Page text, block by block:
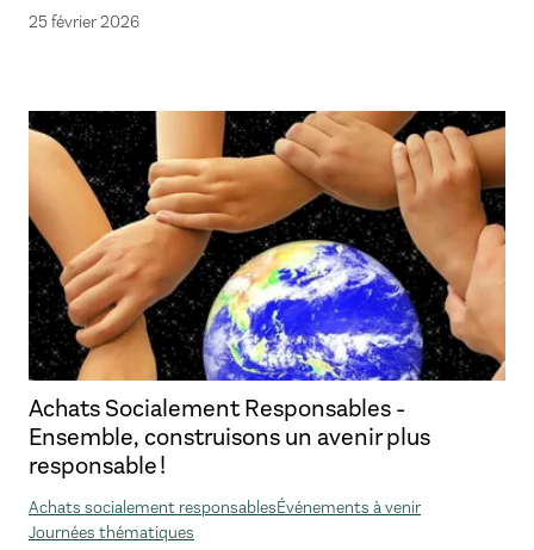
25 février 2026
Achats Socialement Responsables -
Ensemble, construisons un avenir plus
responsable !
Achats socialement responsablesÉvénements à venir
Journées thématiques